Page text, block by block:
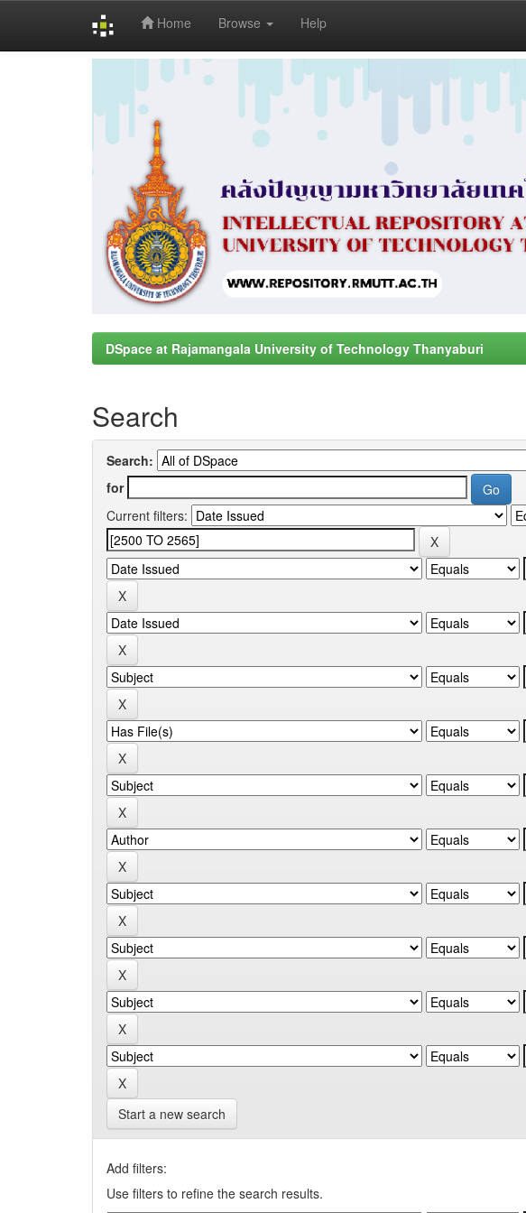
Home Browse Help
DSpace at Rajamangala University of Technology Thanyaburi
Search
Search:
for
Current filters:
Start a new search
Add filters:
Use filters to refine the search results.